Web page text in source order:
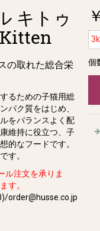
キトゥ
の取れた総合栄
るための子猫用総
パク質をはじめ、
をバランスよく配
維持に役立つ、子
的なフードです。
す。
ル注文を承りま
す。
order@husse.co.jp
個